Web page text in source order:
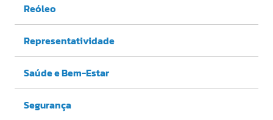
Reóleo
Representatividade
Saúde e Bem-Estar
Segurança